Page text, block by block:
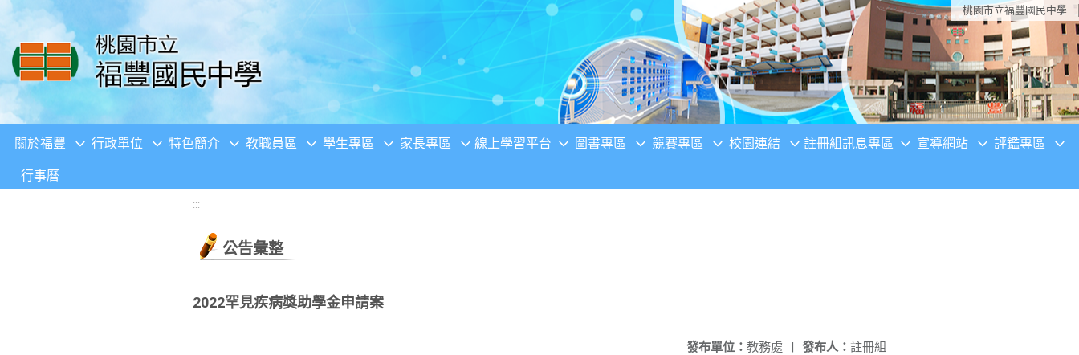
移至網頁之主要內容區位置 桃園市立福豐國民中學
關於福豐 行政單位 特色簡介 教職員區 學生專區 家長專區 線上學習平台 圖書專區 競賽專區 校園連結 註冊組訊息專區 宣導網站 評鑑專區
行事曆
:::
公告彙整
2022罕見疾病獎助學金申請案
發布人： 註冊組
發布單位： 教務處 |